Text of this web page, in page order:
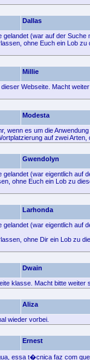
Dallas
gelandet (war auf der Suche
ohne Euch ein Lob
Millie
Webseite. Macht weiter
Modesta
wenn es um die
auf zwei Arten,
Gwendolyn
(war eigentlich auf
ohne Euch ein Lob zu
Larhonda
(war eigentlich auf
ohne Dir ein Lob zu
Dwain
klasse. Macht bitte weiter
Aliza
wieder vorbei.
Ernest
essa t�cnica faz com